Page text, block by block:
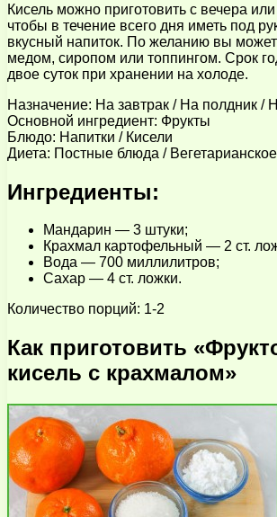
Кисель можно приготовить с вечера
чтобы в течение всего дня иметь под
вкусный напиток. По желанию вы
медом, сиропом или топпингом. Срок
двое суток при хранении на холоде.
Назначение: На завтрак / На полдник /
Основной ингредиент: Фрукты
Блюдо: Напитки / Кисели
Диета: Постные блюда /
Ингредиенты:
Мандарин — 3 штуки;
Крахмал картофельный — 2 ст.
Вода — 700 миллилитров;
Сахар — 4 ст. ложки.
Количество порций: 1-2
Как приготовить
кисель с крахмалом»